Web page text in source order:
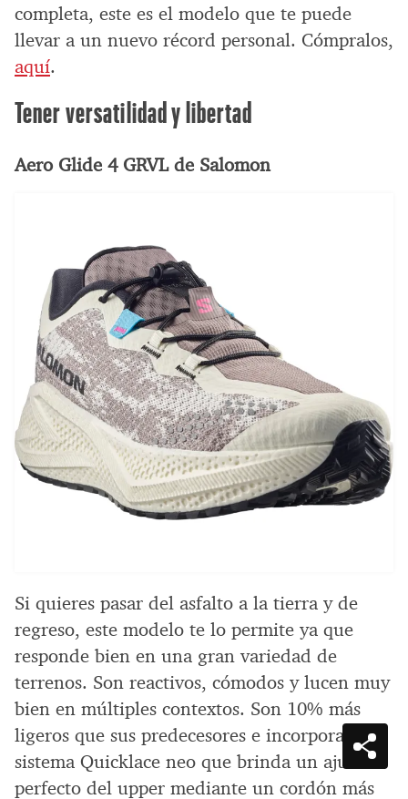
completa, este es el modelo que te puede
llevar a un nuevo récord personal. Cómpralos,
aquí.
Tener versatilidad y libertad
Aero Glide 4 GRVL de Salomon
Si quieres pasar del asfalto a la tierra y de
regreso, este modelo te lo permite ya que
responde bien en una gran variedad de
terrenos. Son reactivos, cómodos y lucen muy
bien en múltiples contextos. Son 10% más
ligeros que sus predecesores e incorporan el
sistema Quicklace neo que brinda un ajuste
perfecto del upper mediante un cordón más